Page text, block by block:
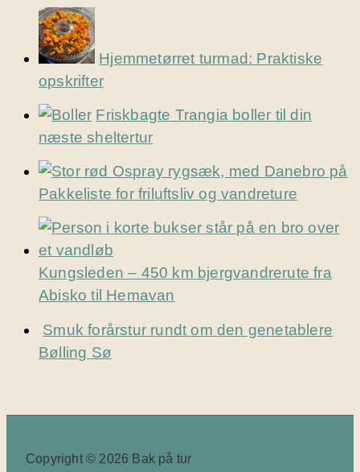
Hjemmetørret turmad: Praktiske
opskrifter
Friskbagte Trangia boller til din
næste sheltertur
Pakkeliste for friluftsliv og vandreture
Kungsleden – 450 km bjergvandrerute fra
Abisko til Hemavan
Smuk forårstur rundt om den genetablere
Bølling Sø
Copyright © 2026 Bak på tur